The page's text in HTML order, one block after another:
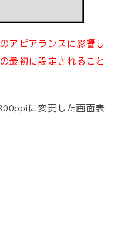
アピアランスに影響し
最初に設定されること
に変更した画面表